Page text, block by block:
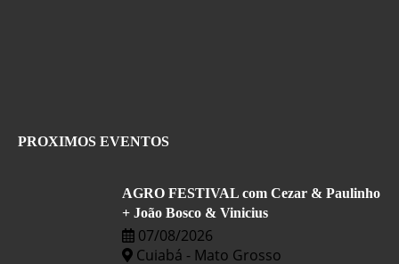
PROXIMOS EVENTOS
AGRO FESTIVAL com Cezar & Paulinho
+ João Bosco & Vinicius
07/08/2026
Cuiabá - Mato Grosso